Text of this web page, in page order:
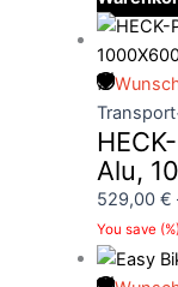
Alu,
529,00 €
You save (%)